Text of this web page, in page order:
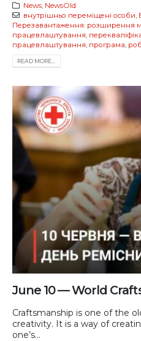
News, NewsOld
внутрішньо переміщені особи,
Перезавантаження: розширення
працевлаштування,
працевлаштування, програма,
READ MORE...
June 10 — World
Craftsmanship is one of the
creativity. It is a way of
one’s...